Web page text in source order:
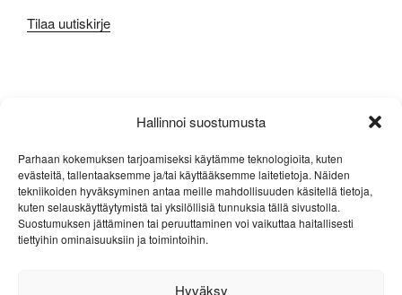
Hallinnoi suostumusta
Parhaan kokemuksen tarjoamiseksi käytämme teknologioita, kuten
evästeitä, tallentaaksemme ja/tai käyttääksemme laitetietoja. Näiden
tekniikoiden hyväksyminen antaa meille mahdollisuuden käsitellä tietoja,
kuten selauskäyttäytymistä tai yksilöllisiä tunnuksia tällä sivustolla.
Suostumuksen jättäminen tai peruuttaminen voi vaikuttaa haitallisesti
tiettyihin ominaisuuksiin ja toimintoihin.
Hyväksy
Tilaa uutiskirje
Sisältösyöte
Kommenttisyöte